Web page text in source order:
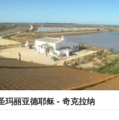
玛丽亚德耶稣 - 奇克拉纳